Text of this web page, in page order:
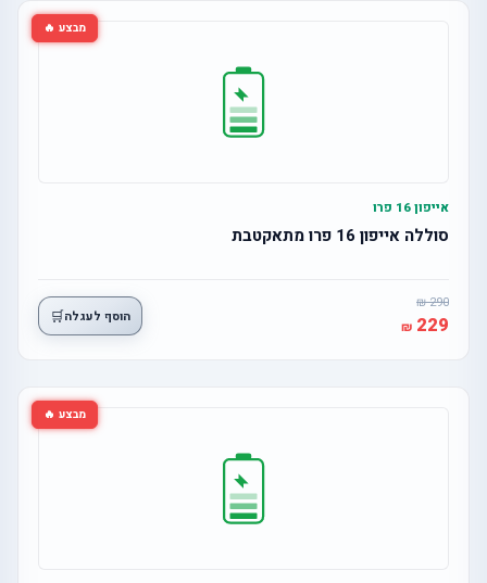
מבצע 🔥
אייפון 16 פרו
סוללה אייפון 16 פרו מתאקטבת
290
229 הוסף לעגלה🛒
מבצע 🔥